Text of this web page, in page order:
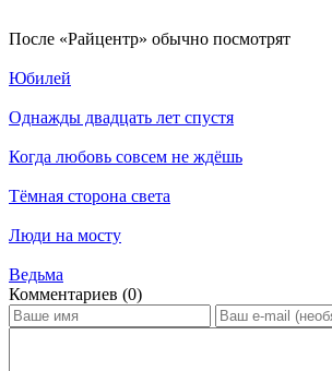
По­сле «Райцентр» обыч­но по­смот­рят
Юбилей
Однажды двадцать лет спустя
Когда любовь совсем не ждёшь
Тёмная сторона света
Люди на мосту
Ведьма
Ком­мен­та­ри­ев (0)